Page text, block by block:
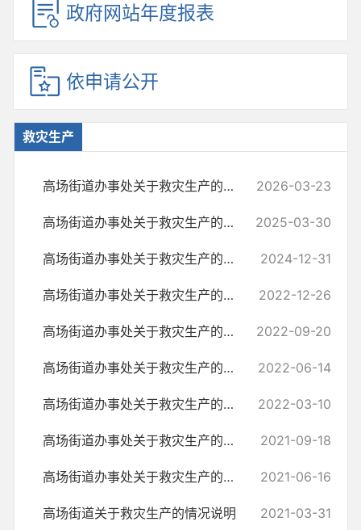
政府网站年度报表
依申请公开
救灾生产
高场街道办事处关于救灾生产的情况说明 2026-03-23
高场街道办事处关于救灾生产的情况说明 2025-03-30
高场街道办事处关于救灾生产的情况说明 2024-12-31
高场街道办事处关于救灾生产的情况说明 2022-12-26
高场街道办事处关于救灾生产的情况说明 2022-09-20
高场街道办事处关于救灾生产的情况说明 2022-06-14
高场街道办事处关于救灾生产的情况说明 2022-03-10
高场街道办事处关于救灾生产的情况说明 2021-09-18
高场街道办事处关于救灾生产的情况说明 2021-06-16
高场街道关于救灾生产的情况说明 2021-03-31